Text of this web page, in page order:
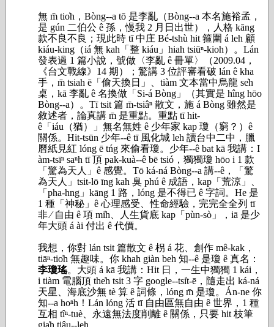
無 m̄ tio̍h，Bòng--a tō 是李亂（Bòng--a 本名施裕孟，
是 gún 二伯公 ê 孫，慢我 2 月日出世），人格 kāng
款不良不良；現此時 tī 中庄 Bé-tshù hit 箍圍 á leh 顧
kiáu-king（iá 無 kah「整 kiáu」hiah tsiūⁿ-kioh）。Lán
發表過 1 篇小說，號做〈李亂 ê 冊單〉（2009.04，
《台文戰線》14 期）；驚講 3 位評審看破 lán ê kha
手，m̄ tsiah ē「偷天換日」、tiàm 文本當中烏龍 se̍h
桌，kā 李亂 ê 名換做「Si-á Bòng」（其實是 hîng hōo
Bòng--a）。Tī tsit 篇 m̄-tsiâⁿ 散文，施 á Bòng 雖然是
敘述者，論真講 m̄ 是重點。重點 tī hit-
ê「iáu（猶）」無名無姓 ê 少年家 kap 瓊（窮？）ê
關係。Hit-tsūn 少年--ê tī 風化城 leh 讀台中二中，臘
曆紙見紅 lóng ē tńg 來偷看瓊。少年--ê bat kā 我講：I
àm-tsīⁿ saⁿh tī 頂 pak-kuà--ê bē tsió，獨獨瓊 hōo i 1 款
「驚為天人」ê 感覺。Tō ká-ná Bòng--a 講--ê，「驚
為天人」tsit-lō īng kah 臭 phú ê 成語，kap「荒涼」、
「pha-hng」kāng 1 路，lóng 是不得已 ê 字詞。He 是
1 種「神秘」ê 心理感受、性命經驗，完完全全列 tī
非 ∕ 自由 ê 項 mi̍h、人生貨底 kap「pùn-sò」，iā 是少
年大頭 á ài 付出 ê 代價。
我想，你對 lán tsit 篇散文 ê 枴 á 花、創作 mê-kak，
tiāⁿ-tio̍h 無趣味。你 khah giàn beh 知--ê 是瓊 ê 真名：
李瓊瑤。大頭 á kā 我講：Hit 日，一生中獨獨 1 kái，
i tiàm 電腦頂 the̍h tsit 3 字 google--tsi̍t-ē，隨走出 ká-ná
天星、海底沙無 tè 算 ê 詞條，lóng m̄ 是瓊。Án-ne 你
知--a ho͘ⁿh！Lán lóng 活 tī 自由區無自由 ê 世界，1 種
互相 tîⁿ-tuè、永遠無法度削離 ê 關係，只要 hit 枝筆
gia̍h tiâu--leh。。